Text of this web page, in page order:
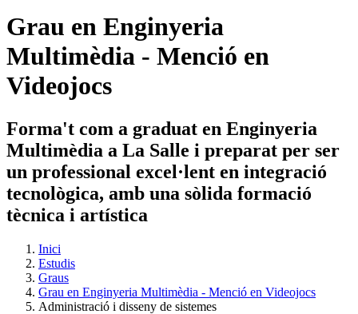
Grau en Enginyeria
Multimèdia - Menció en
Videojocs
Forma't com a graduat en Enginyeria
Multimèdia a La Salle i preparat per ser
un professional excel·lent en integració
tecnològica, amb una sòlida formació
tècnica i artística
Inici
Estudis
Graus
Grau en Enginyeria Multimèdia - Menció en Videojocs
Administració i disseny de sistemes